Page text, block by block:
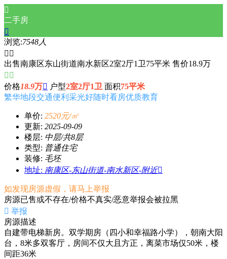

二手房

浏览:7548人
 
出售南康区东山街道南水新区2室2厅1卫75平米 售价18.9万
 
价格18.9万 户型2室2厅1卫 面积75平米
繁华地段交通便利 采光好随时看房优质教育
单价: 2520元/㎡
更新: 2025-09-09
楼层: 中层/共8层
类型: 普通住宅
装修: 毛坯
地址: 南康区-东山街道-南水新区-附近
如发现房源虚假，请马上举报
房源已售或不存在/价格不真实/恶意举报会被拉黑
 举报
房源描述
自建带电梯新房。双学期房（四小和幸福路小学），朝南大阳
台，8米多双客厅，房间不仅大且方正，离菜市场仅50米，楼
间距36米